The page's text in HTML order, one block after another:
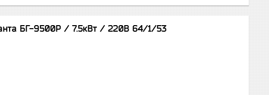
БГ-9500Р / 7.5кВт / 220В 64/1/53